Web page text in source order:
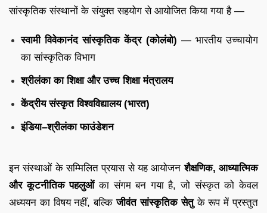
सांस्कृतिक संस्थानों के संयुक्त सहयोग से आयोजित किया गया है —
स्वामी विवेकानंद सांस्कृतिक केंद्र (कोलंबो) — भारतीय उच्चायोग
का सांस्कृतिक विभाग
श्रीलंका का शिक्षा और उच्च शिक्षा मंत्रालय
केंद्रीय संस्कृत विश्वविद्यालय (भारत)
इंडिया–श्रीलंका फाउंडेशन
इन संस्थाओं के सम्मिलित प्रयास से यह आयोजनशैक्षणिक, आध्यात्मिक
और कूटनीतिक पहलुओंका संगम बन गया है, जो संस्कृत को केवल
अध्ययन का विषय नहीं, बल्किजीवंत सांस्कृतिक सेतुके रूप में प्रस्तुत